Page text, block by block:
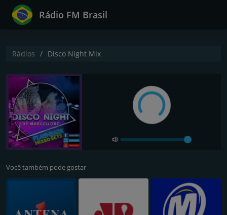
Rádio FM Brasil
Rádios Disco Night Mix
Você também pode gostar